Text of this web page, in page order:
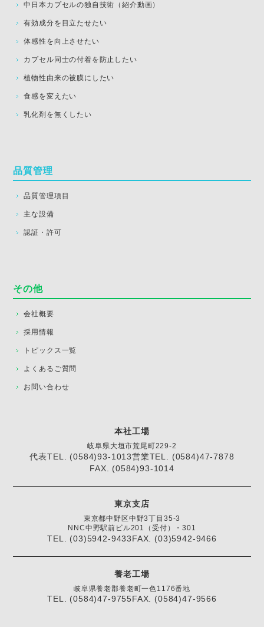
中日本カプセルの独自技術（紹介動画）
有効成分を目立たせたい
体感性を向上させたい
カプセル同士の付着を防止したい
植物性由来の被膜にしたい
食感を変えたい
乳化剤を無くしたい
品質管理
品質管理項目
主な設備
認証・許可
その他
会社概要
採用情報
トピックス一覧
よくあるご質問
お問い合わせ
本社工場
岐阜県大垣市荒尾町229-2
代表TEL. (0584)93-1013営業TEL. (0584)47-7878
FAX. (0584)93-1014
東京支店
東京都中野区中野3丁目35-3
NNC中野駅前ビル201（受付）・301
TEL. (03)5942-9433FAX. (03)5942-9466
養老工場
岐阜県養老郡養老町一色1176番地
TEL. (0584)47-9755FAX. (0584)47-9566